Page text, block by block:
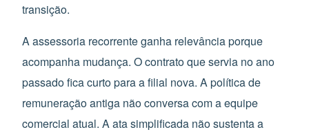
transição.
A assessoria recorrente ganha relevância porque
acompanha mudança. O contrato que servia no ano
passado fica curto para a filial nova. A política de
remuneração antiga não conversa com a equipe
comercial atual. A ata simplificada não sustenta a